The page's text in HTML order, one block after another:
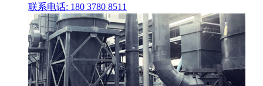
联系电话: 180 3780 8511